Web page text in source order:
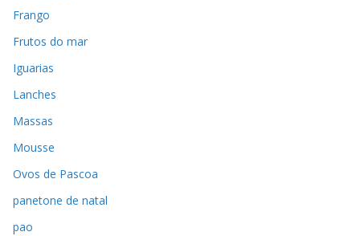
Frango
Frutos do mar
Iguarias
Lanches
Massas
Mousse
Ovos de Pascoa
panetone de natal
pao